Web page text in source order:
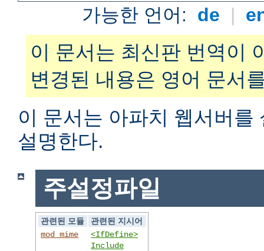
가능한 언어: de |
이 문서는 최신판 번역이
변경된 내용은 영어 문서
이 문서는 아파치 웹서버를
설명한다.
주설정파일
관련된 모듈
관련된 지시어
mod_mime
<IfDefine>
Include